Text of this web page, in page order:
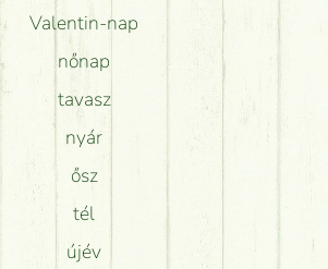
Valentin-nap
nőnap
tavasz
nyár
ősz
tél
újév